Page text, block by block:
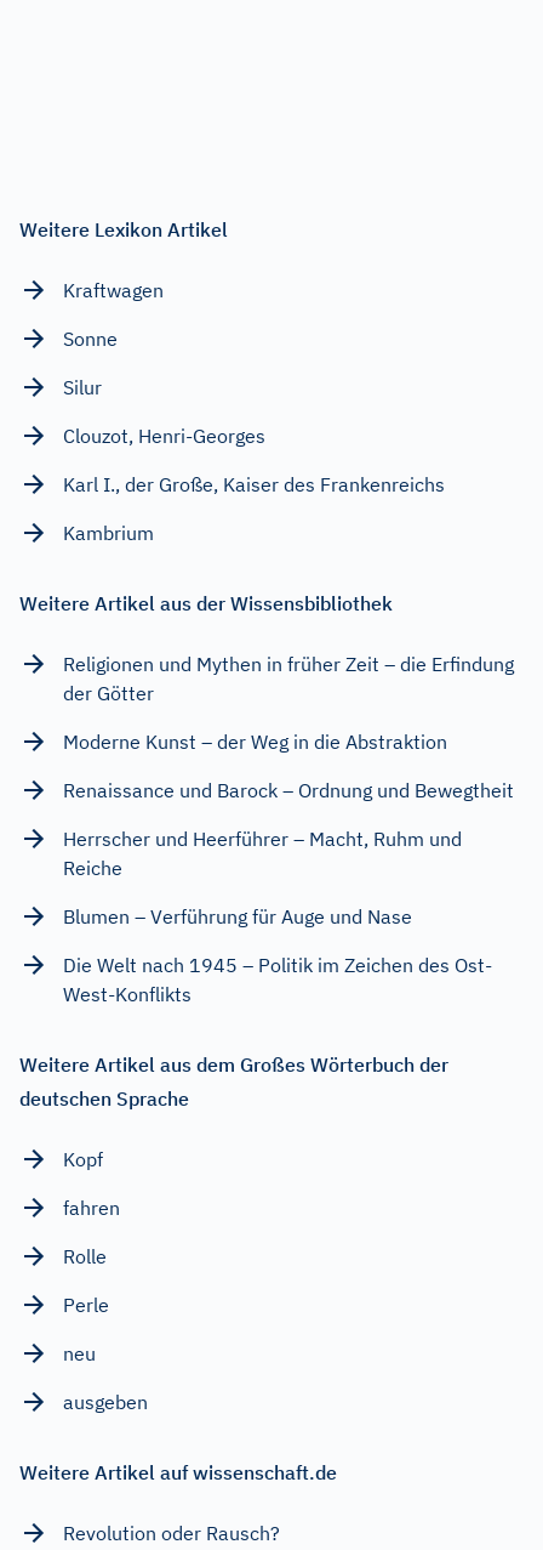
Weitere Lexikon Artikel
Kraftwagen
Sonne
Silur
Clouzot, Henri-Georges
Karl I., der Große, Kaiser des Frankenreichs
Kambrium
Weitere Artikel aus der Wissensbibliothek
Religionen und Mythen in früher Zeit – die Erfindung
der Götter
Moderne Kunst – der Weg in die Abstraktion
Renaissance und Barock – Ordnung und Bewegtheit
Herrscher und Heerführer – Macht, Ruhm und
Reiche
Blumen – Verführung für Auge und Nase
Die Welt nach 1945 – Politik im Zeichen des Ost-
West-Konflikts
Weitere Artikel aus dem Großes Wörterbuch der
deutschen Sprache
Kopf
fahren
Rolle
Perle
neu
ausgeben
Weitere Artikel auf wissenschaft.de
Revolution oder Rausch?